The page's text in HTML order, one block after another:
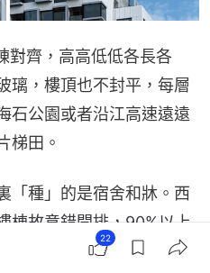
對齊，高高低低各長各
璃，樓頂也不封平，每層
石公園或者沿江高速遠遠
梯田。
「種」的是宿舍和牀。西
棟故意錯開排，90%以上
樓下配了健身房、自助廚
22